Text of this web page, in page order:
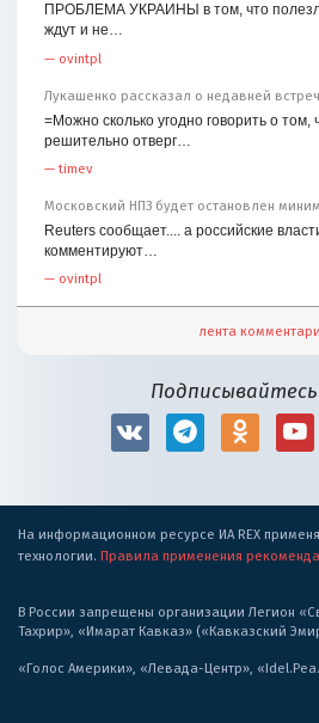
ПРОБЛЕМА УКРАИНЫ в том, что
ждут и не…
— ovintpl
Лукашенко рассказал о недавней
=Можно сколько угодно говорить о том,
решительно отверг…
—timev
Московский НПЗ будет остановлен
Reuters сообщает.... а российские
комментируют…
— ovintpl
лента
На информационном ресурсе ИА REX
технологии. Правила применения
В России запрещены организации Легион
Тахрир», «Имарат Кавказ» («Кавказский
«Голос Америки», «Левада-Центр»,